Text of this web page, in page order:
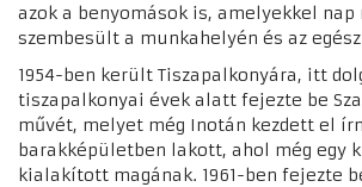
azok a benyomások is, amelyekkel nap
szembesült a munkahelyén és az
1954-ben került Tiszapalkonyára, itt
tiszapalkonyai évek alatt fejezte be
művét, melyet még Inotán kezdett el
barakképületben lakott, ahol még egy
kialakított magának. 1961-ben fejezte